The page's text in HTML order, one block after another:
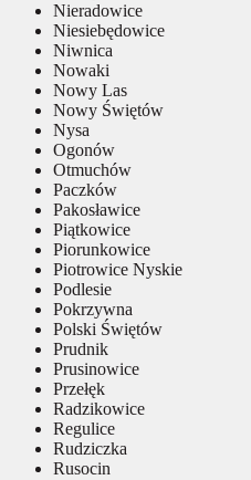
Nieradowice
Niesiebędowice
Niwnica
Nowaki
Nowy Las
Nowy Świętów
Nysa
Ogonów
Otmuchów
Paczków
Pakosławice
Piątkowice
Piorunkowice
Piotrowice Nyskie
Podlesie
Pokrzywna
Polski Świętów
Prudnik
Prusinowice
Przełęk
Radzikowice
Regulice
Rudziczka
Rusocin